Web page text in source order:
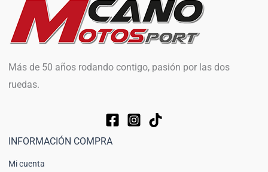
Más de 50 años rodando contigo, pasión por las dos
ruedas.
INFORMACIÓN COMPRA
Mi cuenta